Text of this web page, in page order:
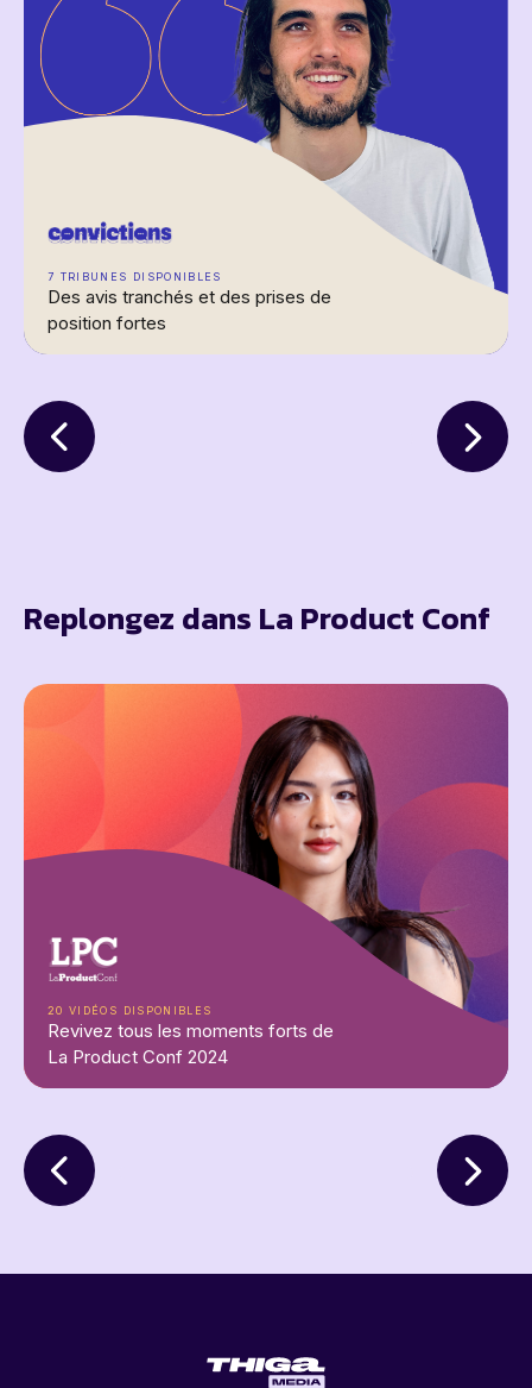
7 TRIBUNES DISPONIBLES
Des avis tranchés et des prises de
position fortes
Replongez dans La Product Conf
20 VIDÉOS DISPONIBLES
Revivez tous les moments forts de
La Product Conf 2024